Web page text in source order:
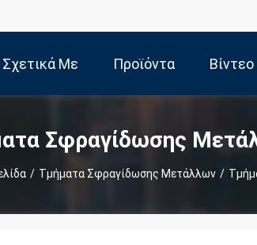
Σχετικά Με
Εμάς
Προϊόντα Βίντεο
Σφραγίδωσης
/ Τμήματα Σφραγίδωσης Μετάλλων /